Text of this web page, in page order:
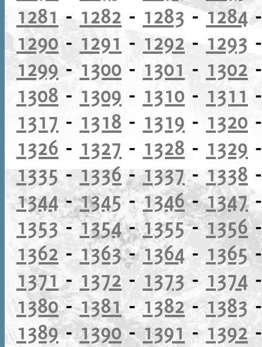
1281 - 1282 - 1283 -1284
1290- 1291 - 1292 - 1293
1299-1300 - 1301 - 1302
1308 - 1309 - 1310 - 1311
1317 - 1318 - 1319 - 1320
1326 - 1327 - 1328 - 1329
1335 - 1336 -1337- 1338
1344-1345-1346-1347
1353-1354-1355-1356
1362 - 1363-1364 - 1365
1371 - 1372 - 1373 - 1374
1380-1381- 1382 - 1383
1389-1390-1391 -1392